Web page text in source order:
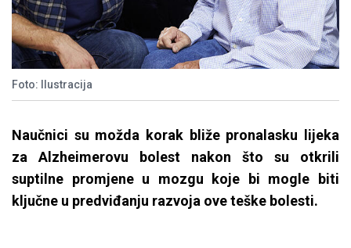
Foto: Ilustracija
Naučnici su možda korak bliže pronalasku lijeka
za Alzheimerovu bolest nakon što su otkrili
suptilne promjene u mozgu koje bi mogle biti
ključne u predviđanju razvoja ove teške bolesti.